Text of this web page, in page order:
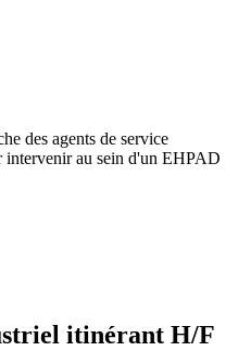
des agents de service
intervenir au sein d'un EHPAD
itinérant H/F